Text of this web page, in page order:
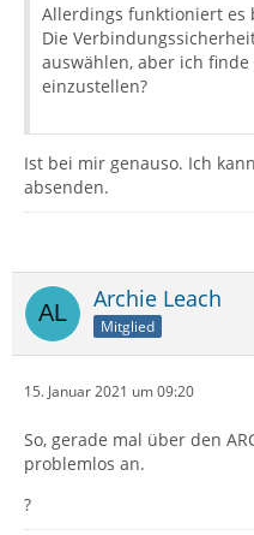
Allerdings funktioniert
Die
auswählen, aber ich
einzustellen?
Ist bei mir genauso. Ich
absenden.
Archie Leach
Mitglied
15. Januar 2021 um 09:20
So, gerade mal über den
problemlos an.
?